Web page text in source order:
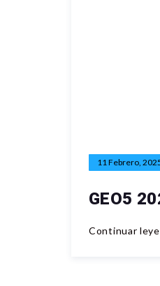
11 Febrero,
GEO5
Continuar